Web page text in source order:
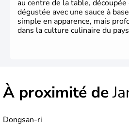
au centre de la table,
dégustée avec une sauce à
simple en apparence, mais
dans la culture culinaire du
À proximité de
Dongsan-ri